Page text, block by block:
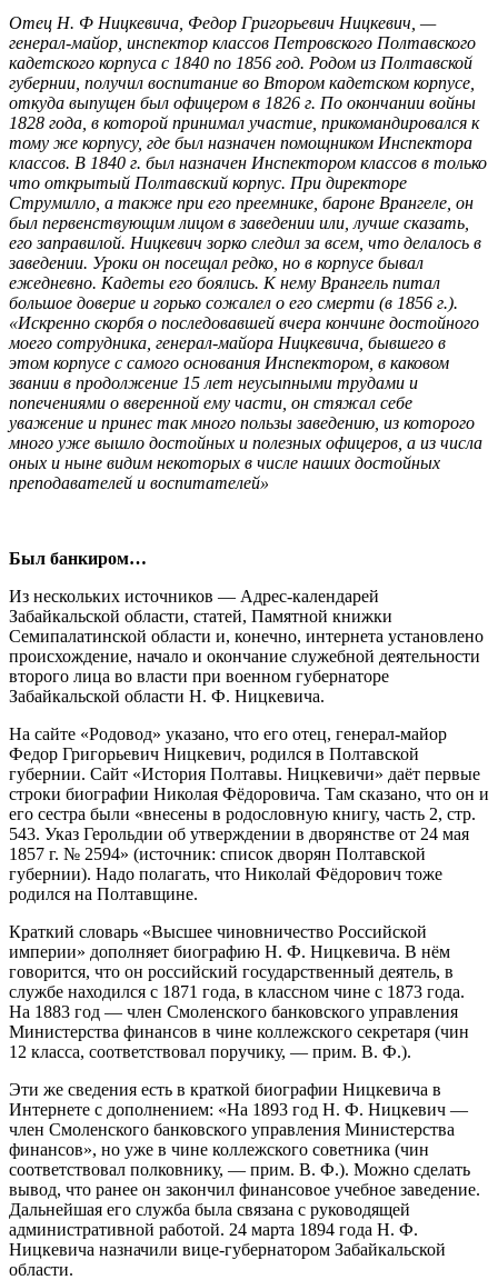
Отец Н. Ф Ницкевича, Федор Григорьевич Ницкевич, —
генерал-майор, инспектор классов Петровского Полтавского
кадетского корпуса с 1840 по 1856 год. Родом из Полтавской
губернии, получил воспитание во Втором кадетском корпусе,
откуда выпущен был офицером в 1826 г. По окончании войны
1828 года, в которой принимал участие, прикомандировался к
тому же корпусу, где был назначен помощником Инспектора
классов. В 1840 г. был назначен Инспектором классов в только
что открытый Полтавский корпус. При директоре
Струмилло, а также при его преемнике, бароне Врангеле, он
был первенствующим лицом в заведении или, лучше сказать,
его заправилой. Ницкевич зорко следил за всем, что делалось в
заведении. Уроки он посещал редко, но в корпусе бывал
ежедневно. Кадеты его боялись. К нему Врангель питал
большое доверие и горько сожалел о его смерти (в 1856 г.).
«Искренно скорбя о последовавшей вчера кончине достойного
моего сотрудника, генерал-майора Ницкевича, бывшего в
этом корпусе с самого основания Инспектором, в каковом
звании в продолжение 15 лет неусыпными трудами и
попечениями о вверенной ему части, он стяжал себе
уважение и принес так много пользы заведению, из которого
много уже вышло достойных и полезных офицеров, а из числа
оных и ныне видим некоторых в числе наших достойных
преподавателей и воспитателей»
Был банкиром…
Из нескольких источников — Адрес-календарей
Забайкальской области, статей, Памятной книжки
Семипалатинской области и, конечно, интернета установлено
происхождение, начало и окончание служебной деятельности
второго лица во власти при военном губернаторе
Забайкальской области Н. Ф. Ницкевича.
На сайте «Родовод» указано, что его отец, генерал-майор
Федор Григорьевич Ницкевич, родился в Полтавской
губернии. Сайт «История Полтавы. Ницкевичи» даёт первые
строки биографии Николая Фёдоровича. Там сказано, что он и
его сестра были «внесены в родословную книгу, часть 2, стр.
543. Указ Герольдии об утверждении в дворянстве от 24 мая
1857 г. № 2594» (источник: список дворян Полтавской
губернии). Надо полагать, что Николай Фёдорович тоже
родился на Полтавщине.
Краткий словарь «Высшее чиновничество Российской
империи» дополняет биографию Н. Ф. Ницкевича. В нём
говорится, что он российский государственный деятель, в
службе находился с 1871 года, в классном чине с 1873 года.
На 1883 год — член Смоленского банковского управления
Министерства финансов в чине коллежского секретаря (чин
12 класса, соответствовал поручику, — прим. В. Ф.).
Эти же сведения есть в краткой биографии Ницкевича в
Интернете с дополнением: «На 1893 год Н. Ф. Ницкевич —
член Смоленского банковского управления Министерства
финансов», но уже в чине коллежского советника (чин
соответствовал полковнику, — прим. В. Ф.). Можно сделать
вывод, что ранее он закончил финансовое учебное заведение.
Дальнейшая его служба была связана с руководящей
административной работой. 24 марта 1894 года Н. Ф.
Ницкевича назначили вице-губернатором Забайкальской
области.